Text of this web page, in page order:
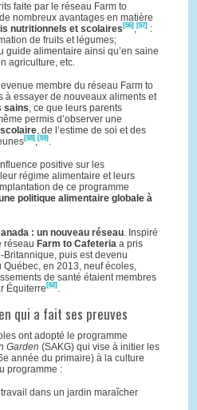
faite par le réseau Farm to
nombreux avantages en matière
nutritionnels et scolaires [56] ,[57] :
de fruits et légumes;
guide alimentaire ainsi qu’en saine
agriculture, etc.
membre du réseau Farm to
à essayer de nouveaux aliments et
sains, ce que leurs parents
permis d’observer une
, de l’estime de soi et des
[58] ,[59] .
positive sur les
régime alimentaire et leurs
de ce programme
politique alimentaire globale à
: un nouveau réseau. Inspiré
réseau Farm to Cafeteriaa pris
puis est devenu
en 2013, neuf écoles,
de santé étaient membres
Équiterre [62] .
qui a fait ses preuves
ont adopté le programme
Garden (SAKG) qui vise à initier les
année du primaire) à la culture
programme :
dans un jardin maraîcher